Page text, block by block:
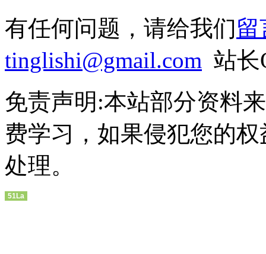
有任何问题，请给我们留
tinglishi@gmail.com 站长
免责声明:本站部分资料
费学习，如果侵犯您的
处理。
51La